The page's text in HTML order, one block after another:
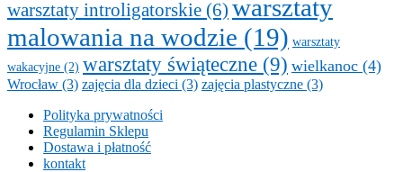
warsztaty introligatorskie (6) warsztaty
malowania na wodzie (19) warsztaty
wakacyjne (2) warsztaty świąteczne (9) wielkanoc (4)
Wrocław (3) zajęcia dla dzieci (3) zajęcia plastyczne (3)
Polityka prywatności
Regulamin Sklepu
Dostawa i płatność
kontakt